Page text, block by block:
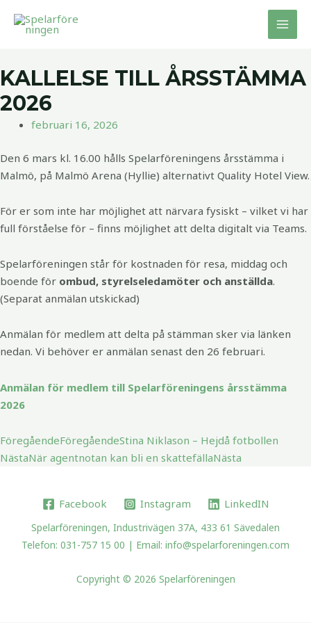
KALLELSE TILL ÅRSSTÄMMA
2026
februari 16, 2026
Den 6 mars kl. 16.00 hålls Spelarföreningens årsstämma i
Malmö, på Malmö Arena (Hyllie) alternativt Quality Hotel View.
För er som inte har möjlighet att närvara fysiskt – vilket vi har
full förståelse för – finns möjlighet att delta digitalt via Teams.
Spelarföreningen står för kostnaden för resa, middag och
boende för ombud, styrelseledamöter och anställda.
(Separat anmälan utskickad)
Anmälan för medlem att delta på stämman sker via länken
nedan. Vi behöver er anmälan senast den 26 februari.
Anmälan för medlem till Spelarföreningens årsstämma
2026
FöregåendeFöregåendeStina Niklason – Hejdå fotbollen
NästaNär agentnotan kan bli en skattefällaNästa
Facebook Instagram LinkedIN
Spelarföreningen, Industrivägen 37A, 433 61 Sävedalen
Telefon: 031-757 15 00 | Email: info@spelarforeningen.com
Copyright © 2026 Spelarföreningen